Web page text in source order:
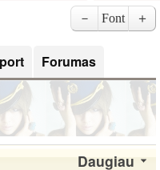
－ Font ＋
Forumas
Daugiau